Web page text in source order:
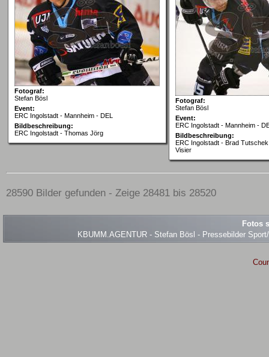
Fotograf:
Stefan Bösl
Event:
ERC Ingolstadt - Mannheim - DEL
Bildbeschreibung:
ERC Ingolstadt - Thomas Jörg
Fotograf:
Stefan Bösl
Event:
ERC Ingolstadt - Mannheim -
Bildbeschreibung:
ERC Ingolstadt - Brad
Visier
28590 Bilder gefunden - Zeige 28481 bis 28520
Fotos
KBUMM.AGENTUR - Stefan Bösl - Pressebilder